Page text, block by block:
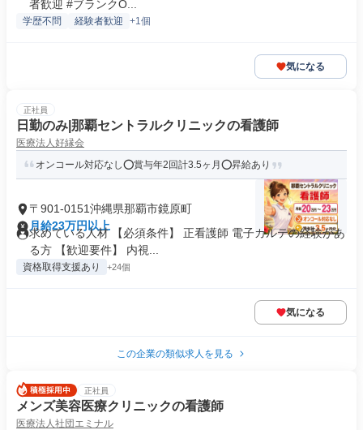
者歓迎 #ブランクO...
学歴不問 経験者歓迎 +1個
気になる
正社員
日勤のみ|那覇セントラルクリニックの看護師
医療法人好縁会
オンコール対応なし⭕賞与年2回計3.5ヶ月⭕昇給あり
〒901-0151沖縄県那覇市鏡原町
月給23万円以上
求めている人材 【必須条件】 正看護師 電子カルテの経験があ
る方 【歓迎要件】 内視...
資格取得支援あり +24個
気になる
この企業の類似求人を見る
正社員
メンズ美容医療クリニックの看護師
医療法人社団エミナル